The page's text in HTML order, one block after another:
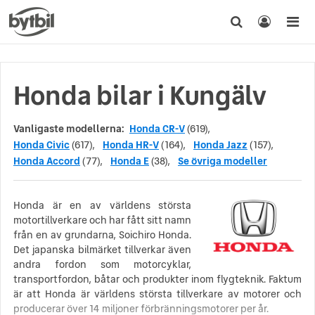
Honda bilar i Kungälv
Vanligaste modellerna: Honda CR-V(619),
Honda Civic(617), Honda HR-V(164), Honda Jazz (157),
Honda Accord (77), Honda E(38), Se övriga modeller
Honda är en av världens största
motortillverkare och har fått sitt namn
från en av grundarna, Soichiro Honda.
Det japanska bilmärket tillverkar även
andra fordon som motorcyklar,
transportfordon, båtar och produkter inom flygteknik. Faktum
är att Honda är världens största tillverkare av motorer och
producerar över 14 miljoner förbränningsmotorer per år.